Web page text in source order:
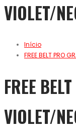
VIOLET/
Início
FREE BELT PRO
FREE
VIOLET/